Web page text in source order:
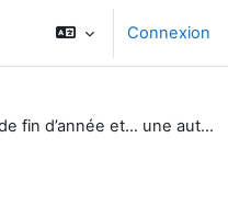
Connexion
De joyeuses fêtes de fin d’année et… une autre surprise pour le SICA 2025 !